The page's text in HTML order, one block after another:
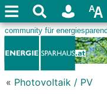
« Photovoltaik / PV